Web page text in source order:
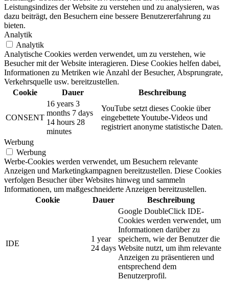
Leistungsindizes der Website zu verstehen und zu analysieren, was
dazu beiträgt, den Besuchern eine bessere Benutzererfahrung zu
bieten.
Analytik
Analytik
Analytische Cookies werden verwendet, um zu verstehen, wie
Besucher mit der Website interagieren. Diese Cookies helfen dabei,
Informationen zu Metriken wie Anzahl der Besucher, Absprungrate,
Verkehrsquelle usw. bereitzustellen.
Cookie
Dauer Beschreibung
CONSENT
16 years 3
months 7 days
14 hours 28
minutes
YouTube setzt dieses Cookie über
eingebettete Youtube-Videos und
registriert anonyme statistische Daten.
Werbung
Werbung
Werbe-Cookies werden verwendet, um Besuchern relevante
Anzeigen und Marketingkampagnen bereitzustellen. Diese Cookies
verfolgen Besucher über Websites hinweg und sammeln
Informationen, um maßgeschneiderte Anzeigen bereitzustellen.
Cookie
Dauer Beschreibung
IDE
1 year
24 days
Google DoubleClick IDE-
Cookies werden verwendet, um
Informationen darüber zu
speichern, wie der Benutzer die
Website nutzt, um ihm relevante
Anzeigen zu präsentieren und
entsprechend dem
Benutzerprofil.